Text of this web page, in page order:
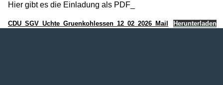
Hier gibt es die Einladung als PDF_
CDU_SGV_Uchte_Gruenkohlessen_12_02_2026_Mail Herunterladen